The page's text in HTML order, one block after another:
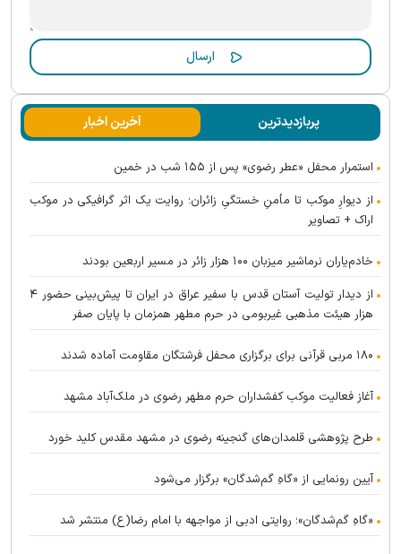
پربازدیدترین آخرین اخبار
استمرار محفل «عطر رضوی» پس از ۱۵۵ شب در خمین
از دیوارِ موکب تا مأمنِ خستگیِ زائران؛ روایت یک اثر گرافیکی در موکب
اراک + تصاویر
خادم‌یاران نرماشیر میزبان ۱۰۰ هزار زائر در مسیر اربعین بودند
از دیدار تولیت آستان قدس با سفیر عراق در ایران تا پیش‌بینی حضور ۴
هزار هیئت مذهبی غیربومی در حرم مطهر همزمان با پایان صفر
۱۸۰ مربی قرآنی برای برگزاری محفل فرشتگان مقاومت آماده شدند
آغاز فعالیت موکب کفشداران حرم مطهر رضوی در ملک‌آباد مشهد
طرح پژوهشی قلمدان‌های گنجینه رضوی در مشهد مقدس کلید خورد
آیین رونمایی از «گاهِ گم‌شدگان» برگزار می‌شود
«گاهِ گم‌شدگان»؛ روایتی ادبی از مواجهه با امام رضا(ع) منتشر شد